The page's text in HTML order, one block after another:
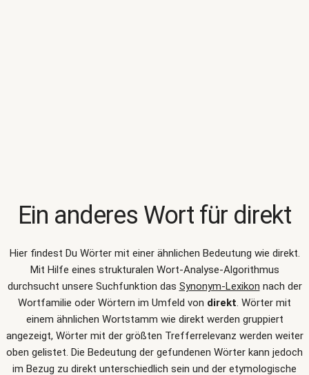
Ein anderes Wort für direkt
Hier findest Du Wörter mit einer ähnlichen Bedeutung wie direkt.
Mit Hilfe eines strukturalen Wort-Analyse-Algorithmus
durchsucht unsere Suchfunktion das Synonym-Lexikon nach der
Wortfamilie oder Wörtern im Umfeld von direkt. Wörter mit
einem ähnlichen Wortstamm wie direkt werden gruppiert
angezeigt, Wörter mit der größten Trefferrelevanz werden weiter
oben gelistet. Die Bedeutung der gefundenen Wörter kann jedoch
im Bezug zu direkt unterschiedlich sein und der etymologische